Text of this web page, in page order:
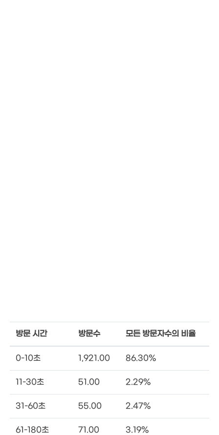
방문 시간 방문수 모든 방문자수의 비율
0-10초 1,921.00 86.30%
11-30초 51.00 2.29%
31-60초 55.00 2.47%
61-180초 71.00 3.19%